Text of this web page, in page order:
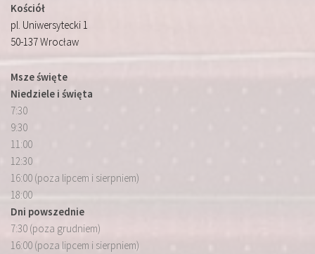
Kościół
pl. Uniwersytecki 1
50-137 Wrocław
Msze święte
Niedziele i święta
7:30
9:30
11:00
12:30
16:00 (poza lipcem i sierpniem)
18:00
Dni powszednie
7:30 (poza grudniem)
16:00 (poza lipcem i sierpniem)